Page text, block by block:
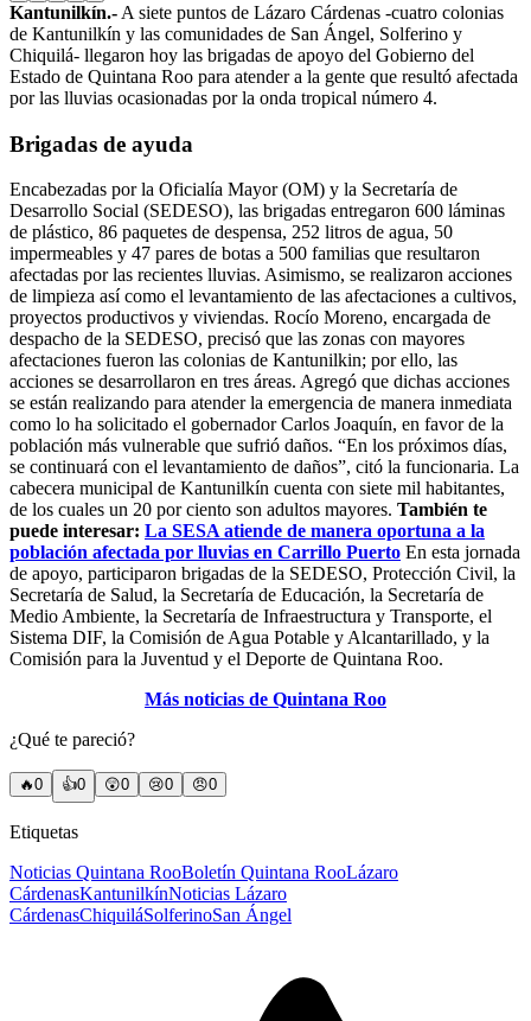
Kantunilkín.- A siete puntos de Lázaro Cárdenas -cuatro colonias
de Kantunilkín y las comunidades de San Ángel, Solferino y
Chiquilá- llegaron hoy las brigadas de apoyo del Gobierno del
Estado de Quintana Roo para atender a la gente que resultó afectada
por las lluvias ocasionadas por la onda tropical número 4.
Brigadas de ayuda
Encabezadas por la Oficialía Mayor (OM) y la Secretaría de
Desarrollo Social (SEDESO), las brigadas entregaron 600 láminas
de plástico, 86 paquetes de despensa, 252 litros de agua, 50
impermeables y 47 pares de botas a 500 familias que resultaron
afectadas por las recientes lluvias. Asimismo, se realizaron acciones
de limpieza así como el levantamiento de las afectaciones a cultivos,
proyectos productivos y viviendas. Rocío Moreno, encargada de
despacho de la SEDESO, precisó que las zonas con mayores
afectaciones fueron las colonias de Kantunilkin; por ello, las
acciones se desarrollaron en tres áreas. Agregó que dichas acciones
se están realizando para atender la emergencia de manera inmediata
como lo ha solicitado el gobernador Carlos Joaquín, en favor de la
población más vulnerable que sufrió daños. “En los próximos días,
se continuará con el levantamiento de daños”, citó la funcionaria. La
cabecera municipal de Kantunilkín cuenta con siete mil habitantes,
de los cuales un 20 por ciento son adultos mayores. También te
puede interesar: La SESA atiende de manera oportuna a la
población afectada por lluvias en Carrillo Puerto En esta jornada
de apoyo, participaron brigadas de la SEDESO, Protección Civil, la
Secretaría de Salud, la Secretaría de Educación, la Secretaría de
Medio Ambiente, la Secretaría de Infraestructura y Transporte, el
Sistema DIF, la Comisión de Agua Potable y Alcantarillado, y la
Comisión para la Juventud y el Deporte de Quintana Roo.
Más noticias de Quintana Roo
¿Qué te pareció?
🔥0 👍0 😲0 😢0 😠0
Etiquetas
Noticias Quintana RooBoletín Quintana RooLázaro
CárdenasKantunilkínNoticias Lázaro
CárdenasChiquiláSolferinoSan Ángel